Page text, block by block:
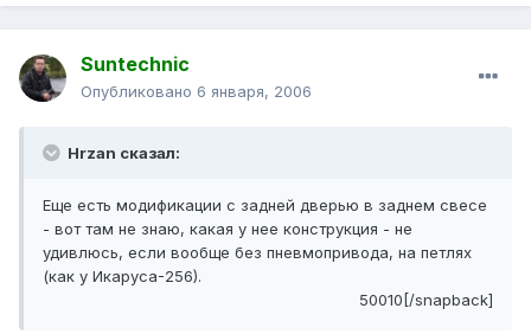
Suntechnic
Опубликовано 6 января, 2006
Hrzan сказал:
Еще есть модификации с задней дверью в заднем свесе
- вот там не знаю, какая у нее конструкция - не
удивлюсь, если вообще без пневмопривода, на петлях
(как у Икаруса-256).
50010[/snapback]